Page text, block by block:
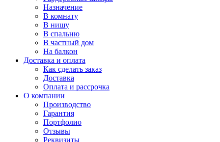
Назначение
В комнату
В нишу
В спальню
В частный дом
На балкон
Доставка и оплата
Как сделать заказ
Доставка
Оплата и рассрочка
О компании
Производство
Гарантия
Портфолио
Отзывы
Реквизиты